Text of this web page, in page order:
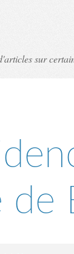
sur
de